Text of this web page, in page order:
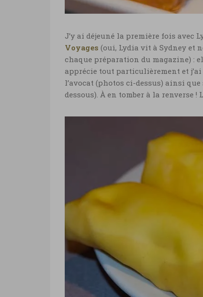
J’y ai déjeuné la première fois avec
Voyages (oui, Lydia vit à Sydney et
chaque préparation du magazine) :
apprécie tout particulièrement et
l’avocat (photos ci-dessus) ainsi
dessous). À en tomber à la renverse